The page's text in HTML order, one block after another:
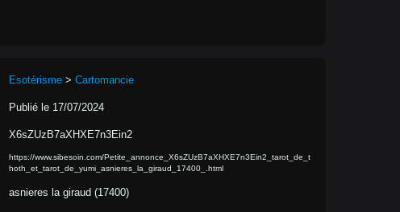
Esotérisme> Cartomancie
Publié le 17/07/2024
X6sZUzB7aXHXE7n3Ein2
https://www.sibesoin.com/Petite_annonce_X6sZUzB7aXHXE7n3Ein2_tarot_de_t
hoth_et_tarot_de_yumi_asnieres_la_giraud_17400_.html
asnieres la giraud (17400)